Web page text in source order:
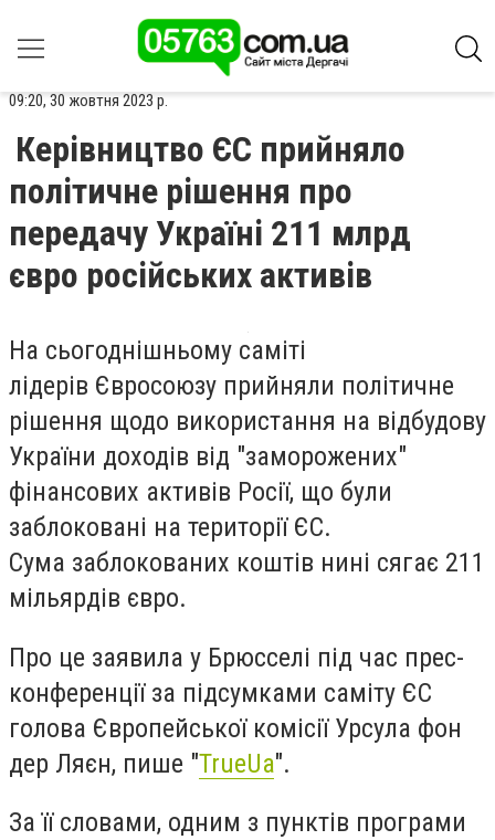
09:20, 30 жовтня 2023 р.
Керівництво ЄС прийняло
політичне рішення про
передачу Україні 211 млрд
євро російських активів
На сьогоднішньому саміті
лідерів Євросоюзу прийняли політичне
рішення щодо використання на відбудову
України доходів від "заморожених"
фінансових активів Росії, що були
заблоковані на території ЄС.
Сума заблокованих коштів нині сягає 211
мільярдів євро.
Про це заявила у Брюсселі під час прес-
конференції за підсумками саміту ЄС
голова Європейської комісії Урсула фон
дер Ляєн, пише "TrueUa".
За її словами, одним з пунктів програми